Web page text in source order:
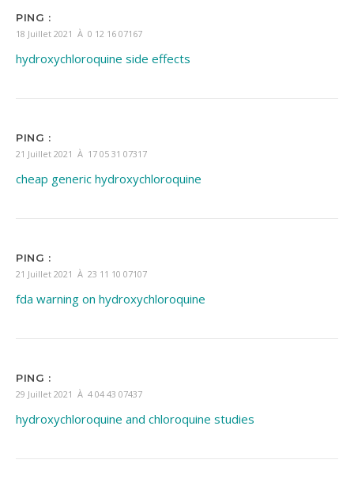
PING :
18 Juillet 2021 À 0 12 16 07167
hydroxychloroquine side effects
PING :
21 Juillet 2021 À 17 05 31 07317
cheap generic hydroxychloroquine
PING :
21 Juillet 2021 À 23 11 10 07107
fda warning on hydroxychloroquine
PING :
29 Juillet 2021 À 4 04 43 07437
hydroxychloroquine and chloroquine studies